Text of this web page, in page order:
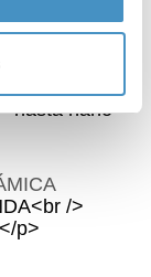
hasta nano
/>
p>